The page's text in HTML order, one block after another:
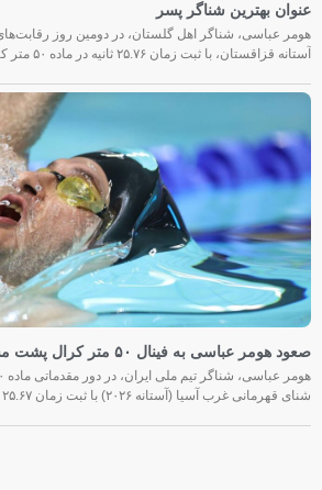
عنوان بهترین شناگر پسر
هومر عباسی، شناگر اهل گلستان، در دومین روز
آستانه قزاقستان، با ثبت زمان ۲۵.۷۶ ثانیه در ماده ۵۰ متر کرال پشت به مدال طلا
صعود هومر عباسی به فینال ۵۰ متر کرال پشت مسابقات غرب آسیا
شنای قهرمانی غرب آسیا (آستانه ۲۰۲۶) با ثبت زمان ۲۵.۶۷ ثانیه در جایگاه نخست قرار